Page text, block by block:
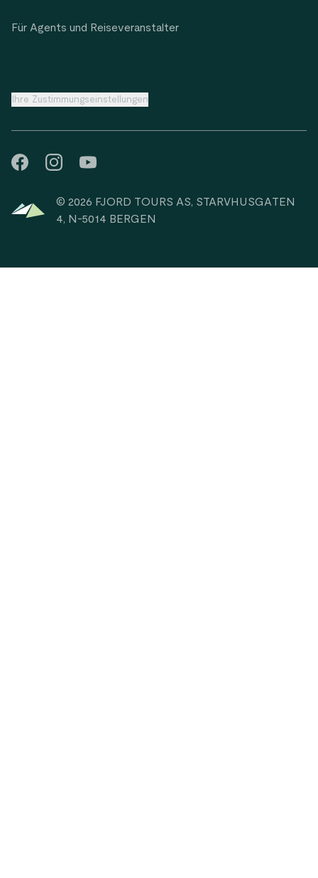
Für Agents und Reiseveranstalter
Ihre Zustimmungseinstellungen
© 2026 FJORD TOURS AS, STARVHUSGATEN
4, N-5014 BERGEN